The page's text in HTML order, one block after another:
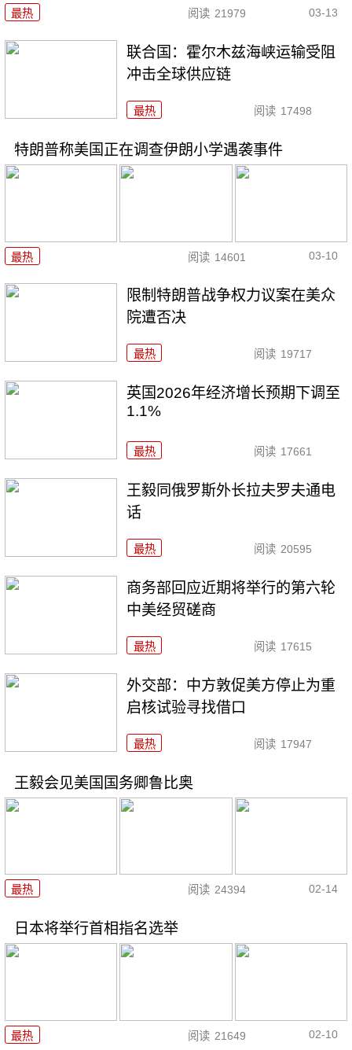
最热 阅读 21979 03-13
联合国：霍尔木兹海峡运输受阻
冲击全球供应链
最热 阅读 17498
特朗普称美国正在调查伊朗小学遇袭事件
最热 阅读 14601 03-10
限制特朗普战争权力议案在美众
院遭否决
最热 阅读 19717
英国2026年经济增长预期下调至
1.1%
最热 阅读 17661
王毅同俄罗斯外长拉夫罗夫通电
话
最热 阅读 20595
商务部回应近期将举行的第六轮
中美经贸磋商
最热 阅读 17615
外交部：中方敦促美方停止为重
启核试验寻找借口
最热 阅读 17947
王毅会见美国国务卿鲁比奥
最热 阅读 24394 02-14
日本将举行首相指名选举
最热 阅读 21649 02-10